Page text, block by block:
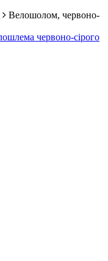
Велошолом, червоно-